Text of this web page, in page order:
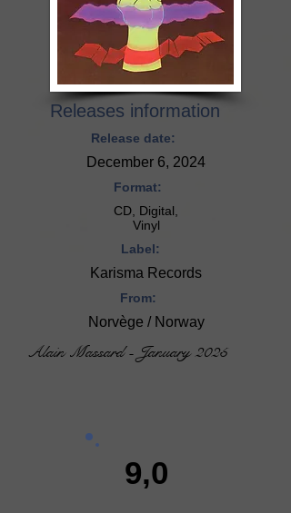
Releases information
Release date:
December 6, 2024
Format:
CD, Digital,
Vinyl
Label:
Karisma Records
From:
Norvège / Norway
Alain Massard - January 2025
9,0